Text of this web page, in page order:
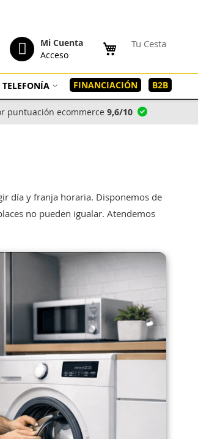
Tu Cesta
Mi Cuenta
Acceso
TELEFONÍA FINANCIACIÓN B2B
puntuación ecommerce 9,6/10
día y franja horaria. Disponemos de
no pueden igualar. Atendemos